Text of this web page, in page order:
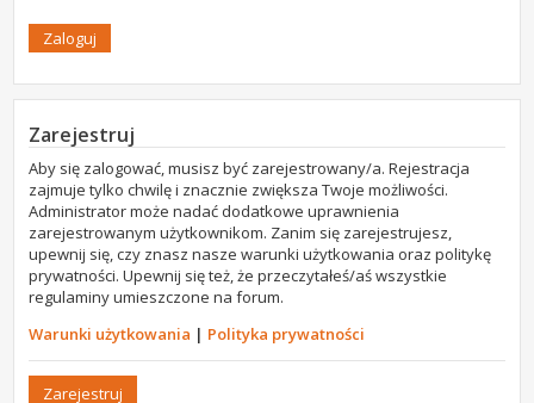
Zarejestruj
Aby się zalogować, musisz być zarejestrowany/a. Rejestracja
zajmuje tylko chwilę i znacznie zwiększa Twoje możliwości.
Administrator może nadać dodatkowe uprawnienia
zarejestrowanym użytkownikom. Zanim się zarejestrujesz,
upewnij się, czy znasz nasze warunki użytkowania oraz politykę
prywatności. Upewnij się też, że przeczytałeś/aś wszystkie
regulaminy umieszczone na forum.
Warunki użytkowania | Polityka prywatności
Zarejestruj